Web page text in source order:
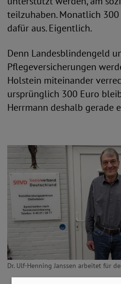
teilzuhaben. Monatlich
dafür aus. Eigentlich.
Denn Landesblindengeld
Pflegeversicherungen
Holstein miteinander
ursprünglich 300 Euro
Herrmann deshalb gerade
Dr. Ulf-Henning Janssen arbeitet für